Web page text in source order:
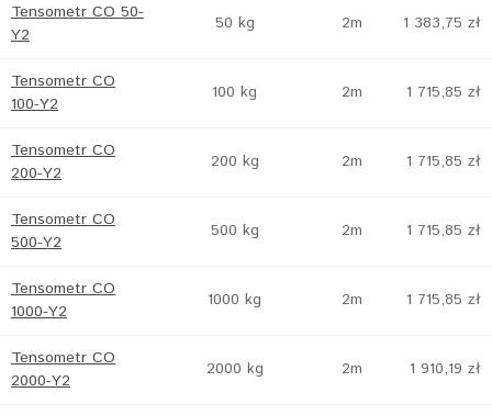
Tensometr CO 50-
Y2
50 kg 2m 1 383,75 zł
Tensometr CO
100-Y2
100 kg 2m 1 715,85 zł
Tensometr CO
200-Y2
200 kg 2m 1 715,85 zł
Tensometr CO
500-Y2
500 kg 2m 1 715,85 zł
Tensometr CO
1000-Y2
1000 kg 2m 1 715,85 zł
Tensometr CO
2000-Y2
2000 kg 2m 1 910,19 zł